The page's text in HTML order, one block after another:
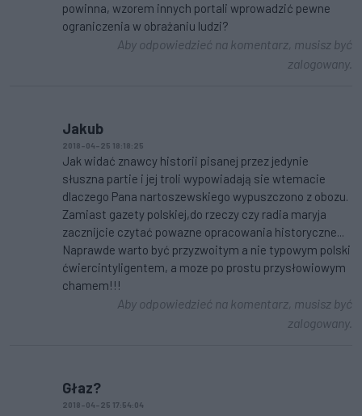
powinna, wzorem innych portali wprowadzić pewne
ograniczenia w obrażaniu ludzi?
Aby odpowiedzieć na komentarz, musisz być
zalogowany.
Jakub
2018-04-25 18:18:25
Jak widać znawcy historii pisanej przez jedynie
słuszna partie i jej troli wypowiadają sie wtemacie
dlaczego Pana nartoszewskiego wypuszczono z obozu.
Zamiast gazety polskiej,do rzeczy czy radia maryja
zacznijcie czytać powazne opracowania historyczne...
Naprawde warto być przyzwoitym a nie typowym polski
ćwiercintyligentem, a moze po prostu przysłowiowym
chamem!!!
Aby odpowiedzieć na komentarz, musisz być
zalogowany.
Głaz?
2018-04-25 17:54:04